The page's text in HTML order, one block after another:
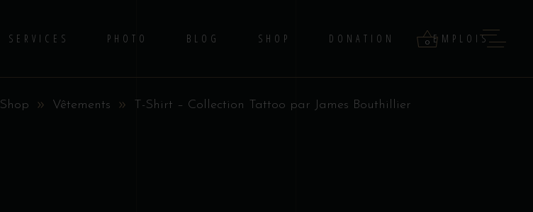
SERVICES PHOTO BLOG SHOP DONATION EMPLOIS
0
No products in the cart.
Shop Vêtements T-Shirt – Collection Tattoo par James Bouthillier